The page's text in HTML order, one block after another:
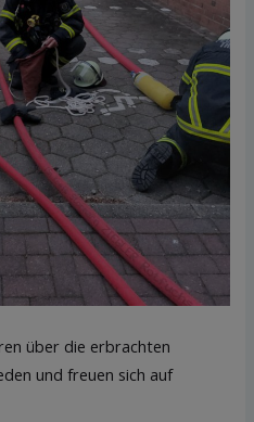
über die erbrachten
und freuen sich auf